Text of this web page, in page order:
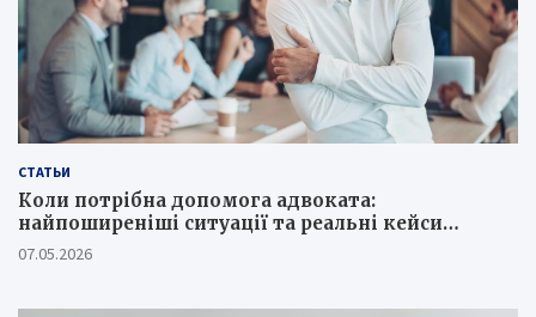
СТАТЬИ
Коли потрібна допомога адвоката:
найпоширеніші ситуації та реальні кейси
юристів
07.05.2026